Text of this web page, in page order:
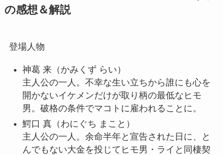
の感想＆解説
登場人物
神葛 来（かみくず らい）
主人公の一人。不幸な生い立ちから誰にも心を
開かないイケメンだけが取り柄の最低なヒモ
男。破格の条件でマコトに雇われることに。
鰐口 真（わにぐち まこと）
主人公の一人。余命半年と宣告された日に、と
んでもない大金を投じてヒモ男・ライと同棲契